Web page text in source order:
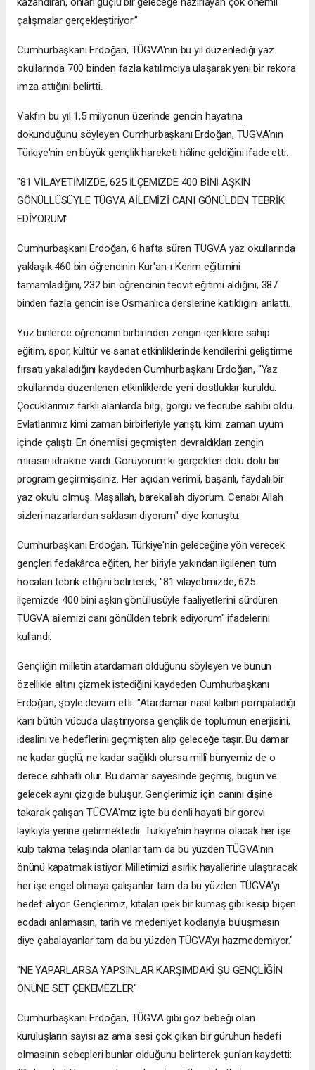
çalışmalar gerçekleştiriyor.”
Cumhurbaşkanı Erdoğan, TÜGVA'nın bu yıl düzenlediği yaz
okullarında 700 binden fazla katılımcıya ulaşarak yeni bir rekora
imza attığını belirtti.
Vakfın bu yıl 1,5 milyonun üzerinde gencin hayatına
dokunduğunu söyleyen Cumhurbaşkanı Erdoğan, TÜGVA'nın
Türkiye'nin en büyük gençlik hareketi hâline geldiğini ifade etti.
"81 VİLAYETİMİZDE, 625 İLÇEMİZDE 400 BİNİ AŞKIN
GÖNÜLLÜSÜYLE TÜGVA AİLEMİZİ CANI GÖNÜLDEN TEBRİK
EDİYORUM"
Cumhurbaşkanı Erdoğan, 6 hafta süren TÜGVA yaz okullarında
yaklaşık 460 bin öğrencinin Kur'an-ı Kerim eğitimini
tamamladığını, 232 bin öğrencinin tecvit eğitimi aldığını, 387
binden fazla gencin ise Osmanlıca derslerine katıldığını anlattı.
Yüz binlerce öğrencinin birbirinden zengin içeriklere sahip
eğitim, spor, kültür ve sanat etkinliklerinde kendilerini geliştirme
fırsatı yakaladığını kaydeden Cumhurbaşkanı Erdoğan, "Yaz
okullarında düzenlenen etkinliklerde yeni dostluklar kuruldu.
Çocuklarımız farklı alanlarda bilgi, görgü ve tecrübe sahibi oldu.
Evlatlarımız kimi zaman birbirleriyle yarıştı, kimi zaman uyum
içinde çalıştı. En önemlisi geçmişten devraldıkları zengin
mirasın idrakine vardı. Görüyorum ki gerçekten dolu dolu bir
program geçirmişsiniz. Her açıdan verimli, başarılı, faydalı bir
yaz okulu olmuş. Maşallah, barekallah diyorum. Cenabı Allah
sizleri nazarlardan saklasın diyorum" diye konuştu.
Cumhurbaşkanı Erdoğan, Türkiye'nin geleceğine yön verecek
gençleri fedakârca eğiten, her biriyle yakından ilgilenen tüm
hocaları tebrik ettiğini belirterek, "81 vilayetimizde, 625
ilçemizde 400 bini aşkın gönüllüsüyle faaliyetlerini sürdüren
TÜGVA ailemizi canı gönülden tebrik ediyorum" ifadelerini
kullandı.
Gençliğin milletin atardamarı olduğunu söyleyen ve bunun
özellikle altını çizmek istediğini kaydeden Cumhurbaşkanı
Erdoğan, şöyle devam etti: "Atardamar nasıl kalbin pompaladığı
kanı bütün vücuda ulaştırıyorsa gençlik de toplumun enerjisini,
idealini ve hedeflerini geçmişten alıp geleceğe taşır. Bu damar
ne kadar güçlü, ne kadar sağlıklı olursa millî bünyemiz de o
derece sıhhatli olur. Bu damar sayesinde geçmiş, bugün ve
gelecek aynı çizgide buluşur. Gençlerimiz için canını dişine
takarak çalışan TÜGVA'mız işte bu denli hayati bir görevi
layıkıyla yerine getirmektedir. Türkiye'nin hayrına olacak her işe
kulp takma telaşında olanlar tam da bu yüzden TÜGVA'nın
önünü kapatmak istiyor. Milletimizi asırlık hayallerine ulaştıracak
her işe engel olmaya çalışanlar tam da bu yüzden TÜGVA'yı
hedef alıyor. Gençlerimiz, kıtaları ipek bir kumaş gibi kesip biçen
ecdadı anlamasın, tarih ve medeniyet kodlarıyla buluşmasın
diye çabalayanlar tam da bu yüzden TÜGVA'yı hazmedemiyor."
"NE YAPARLARSA YAPSINLAR KARŞIMDAKİ ŞU GENÇLİĞİN
ÖNÜNE SET ÇEKEMEZLER"
Cumhurbaşkanı Erdoğan, TÜGVA gibi göz bebeği olan
kuruluşların sayısı az ama sesi çok çıkan bir güruhun hedefi
olmasının sebepleri bunlar olduğunu belirterek şunları kaydetti: